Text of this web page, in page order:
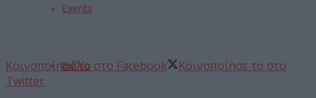
Events
Βιβλίο
Κοινοποίησε το στο Facebook
Κοινοποίησε το στο
Twitter